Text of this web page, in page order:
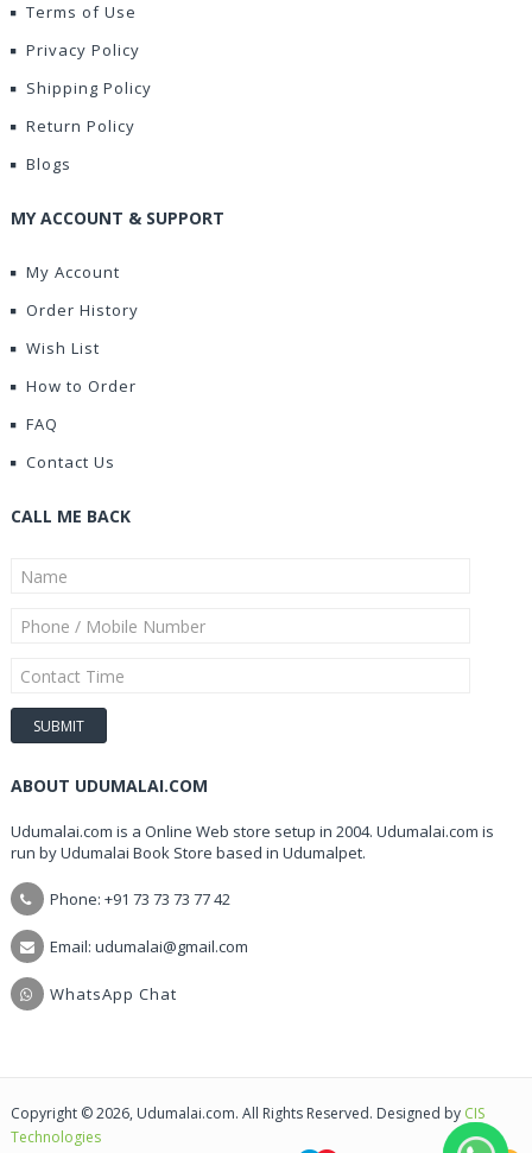
Terms of Use
Privacy Policy
Shipping Policy
Return Policy
Blogs
MY ACCOUNT & SUPPORT
My Account
Order History
Wish List
How to Order
FAQ
Contact Us
CALL ME BACK
ABOUT UDUMALAI.COM
Udumalai.com is a Online Web store setup in 2004. Udumalai.com is
run by Udumalai Book Store based in Udumalpet.
Phone: +91 73 73 73 77 42
Email: udumalai@gmail.com
WhatsApp Chat
Copyright © 2026, Udumalai.com. All Rights Reserved. Designed by CIS
Technologies